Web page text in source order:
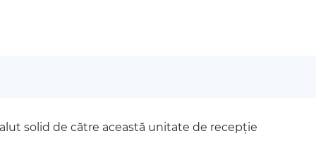
solid de către această unitate de recepție